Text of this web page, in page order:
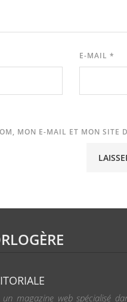
E-MAIL*
MON E-MAIL ET MON SITE
magazine web spécialisé